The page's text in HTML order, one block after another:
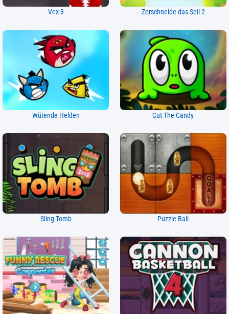
Vex 3 Zerschneide das Seil 2
Wütende Helden Cut The Candy
Sling Tomb Puzzle Ball